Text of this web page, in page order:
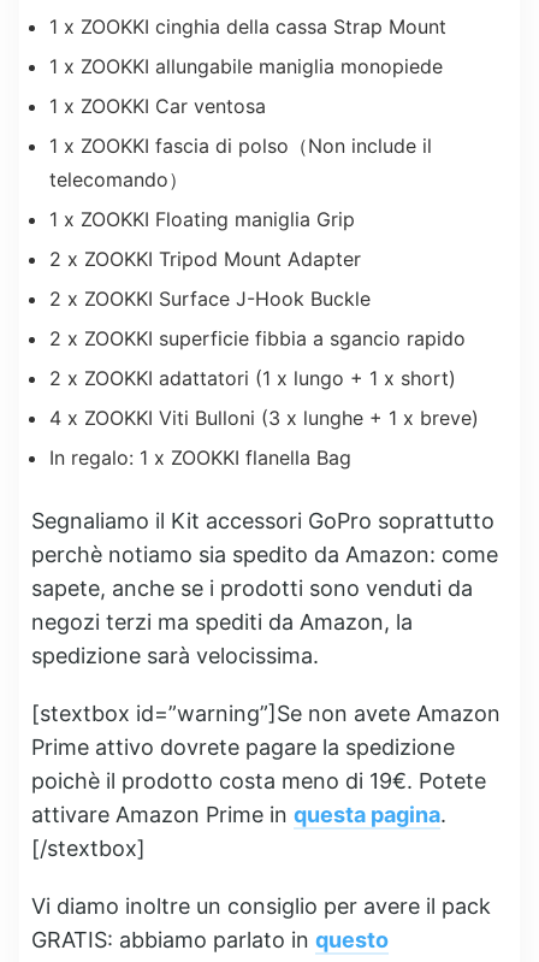
1 x ZOOKKI cinghia della cassa Strap Mount
1 x ZOOKKI allungabile maniglia monopiede
1 x ZOOKKI Car ventosa
1 x ZOOKKI fascia di polso（Non include il
telecomando）
1 x ZOOKKI Floating maniglia Grip
2 x ZOOKKI Tripod Mount Adapter
2 x ZOOKKI Surface J-Hook Buckle
2 x ZOOKKI superficie fibbia a sgancio rapido
2 x ZOOKKI adattatori (1 x lungo + 1 x short)
4 x ZOOKKI Viti Bulloni (3 x lunghe + 1 x breve)
In regalo: 1 x ZOOKKI flanella Bag
Segnaliamo il Kit accessori GoPro soprattutto
perchè notiamo sia spedito da Amazon: come
sapete, anche se i prodotti sono venduti da
negozi terzi ma spediti da Amazon, la
spedizione sarà velocissima.
[stextbox id=”warning”]Se non avete Amazon
Prime attivo dovrete pagare la spedizione
poichè il prodotto costa meno di 19€. Potete
attivare Amazon Prime in questa pagina.
[/stextbox]
Vi diamo inoltre un consiglio per avere il pack
GRATIS: abbiamo parlato in questo